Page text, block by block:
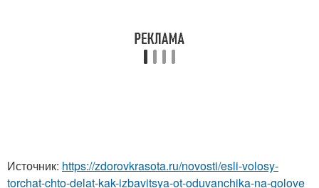
Источник: https://zdorovkrasota.ru/novosti/esli-volosy-
torchat-chto-delat-kak-izbavitsya-ot-oduvanchika-na-golove